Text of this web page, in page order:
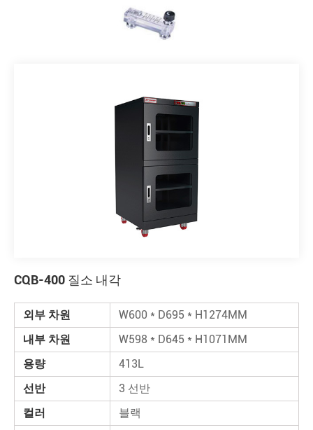
CQB-400 질소 내각
외부 차원
W600 * D695 * H1274MM
내부 차원
W598 * D645 * H1071MM
용량
413L
선반
3 선반
컬러
블랙